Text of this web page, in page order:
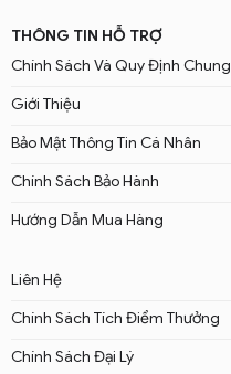
THÔNG TIN HỖ TRỢ
Chính Sách Và Quy Định Chung
Giới Thiệu
Bảo Mật Thông Tin Cá Nhân
Chính Sách Bảo Hành
Hướng Dẫn Mua Hàng
Liên Hệ
Chính Sách Tích Điểm Thưởng
Chính Sách Đại Lý